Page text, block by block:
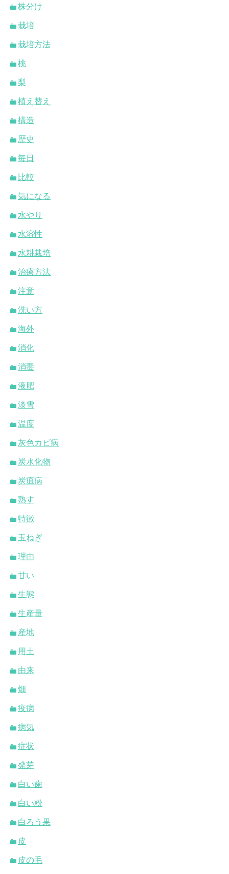
株分け
栽培
栽培方法
桃
梨
植え替え
構造
歴史
毎日
比較
気になる
水やり
水溶性
水耕栽培
治療方法
注意
洗い方
海外
消化
消毒
液肥
淡雪
温度
灰色カビ病
炭水化物
炭疽病
熟す
特徴
玉ねぎ
理由
甘い
生態
生産量
産地
用土
由来
畑
疫病
病気
症状
発芽
白い歯
白い粉
白ろう果
皮
皮の毛